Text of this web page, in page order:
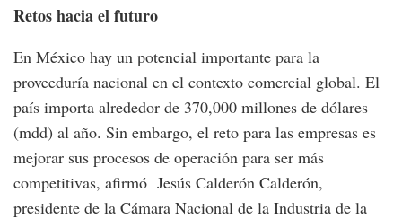
Retos hacia el futuro
En México hay un potencial importante para la
proveeduría nacional en el contexto comercial global. El
país importa alrededor de 370,000 millones de dólares
(mdd) al año. Sin embargo, el reto para las empresas es
mejorar sus procesos de operación para ser más
competitivas, afirmó Jesús Calderón Calderón,
presidente de la Cámara Nacional de la Industria de la